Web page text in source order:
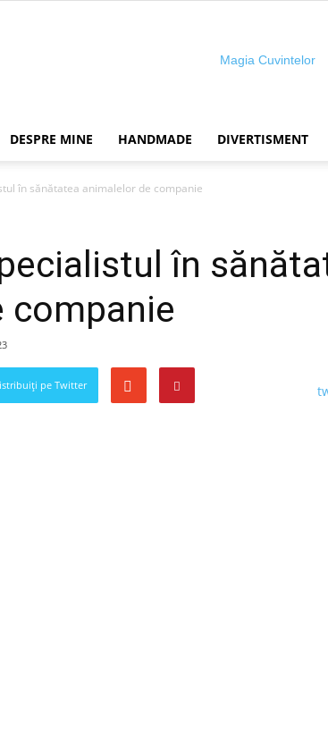
DESPRE MINE HANDMADE DIVERTISMENT
în sănătatea animalelor de companie
în
companie
pe Twitter